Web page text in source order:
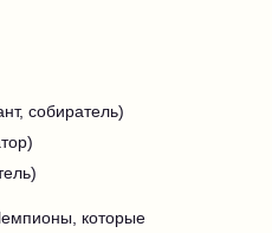
собиратель)
которые